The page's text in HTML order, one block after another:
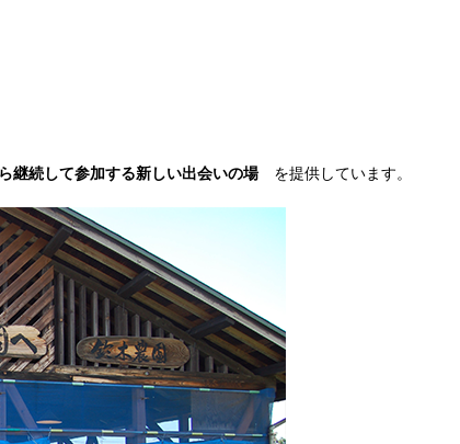
継続して参加する新しい出会いの場 を提供しています。